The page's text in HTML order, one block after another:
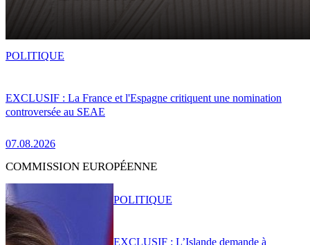
EXCLUSIF : La France et l'Espagne critiquent une nomination
controversée au SEAE
07.08.2026
POLITIQUE
COMMISSION EUROPÉENNE
EXCLUSIF : L’Islande demande à
POLITIQUE